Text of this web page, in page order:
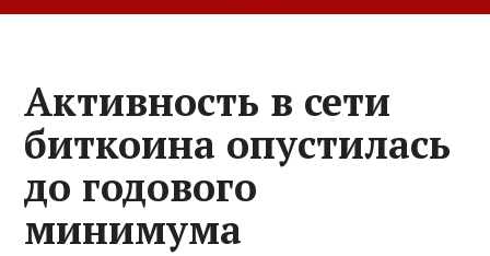
Активность в сети
биткоина опустилась
до годового
минимума